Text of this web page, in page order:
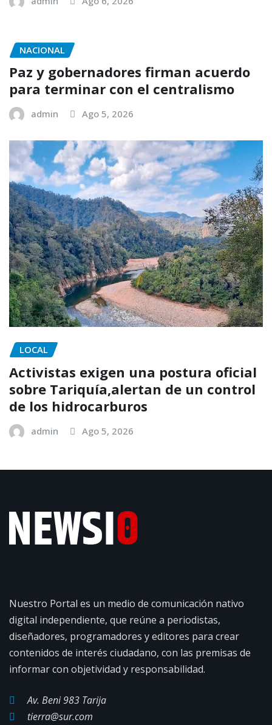
NACIONAL
Paz y gobernadores firman acuerdo
para terminar con el centralismo
admin Ago 5, 2026
LOCAL
Activistas exigen una postura oficial
sobre Tariquía,alertan de un control
de los hidrocarburos
admin Ago 5, 2026
Nuestro Portal es un medio de comunicación nativo
digital independiente, que reúne a periodistas,
diseñadores, programadores y editores para crear
contenidos de interés ciudadano, con las premisas de
informar con objetividad y responsabilidad.
Av. Beni 983 Tarija
tierra@sur.com